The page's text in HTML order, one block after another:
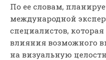
По ее словам,
международной
специалистов,
влияния возможного
на визуальную